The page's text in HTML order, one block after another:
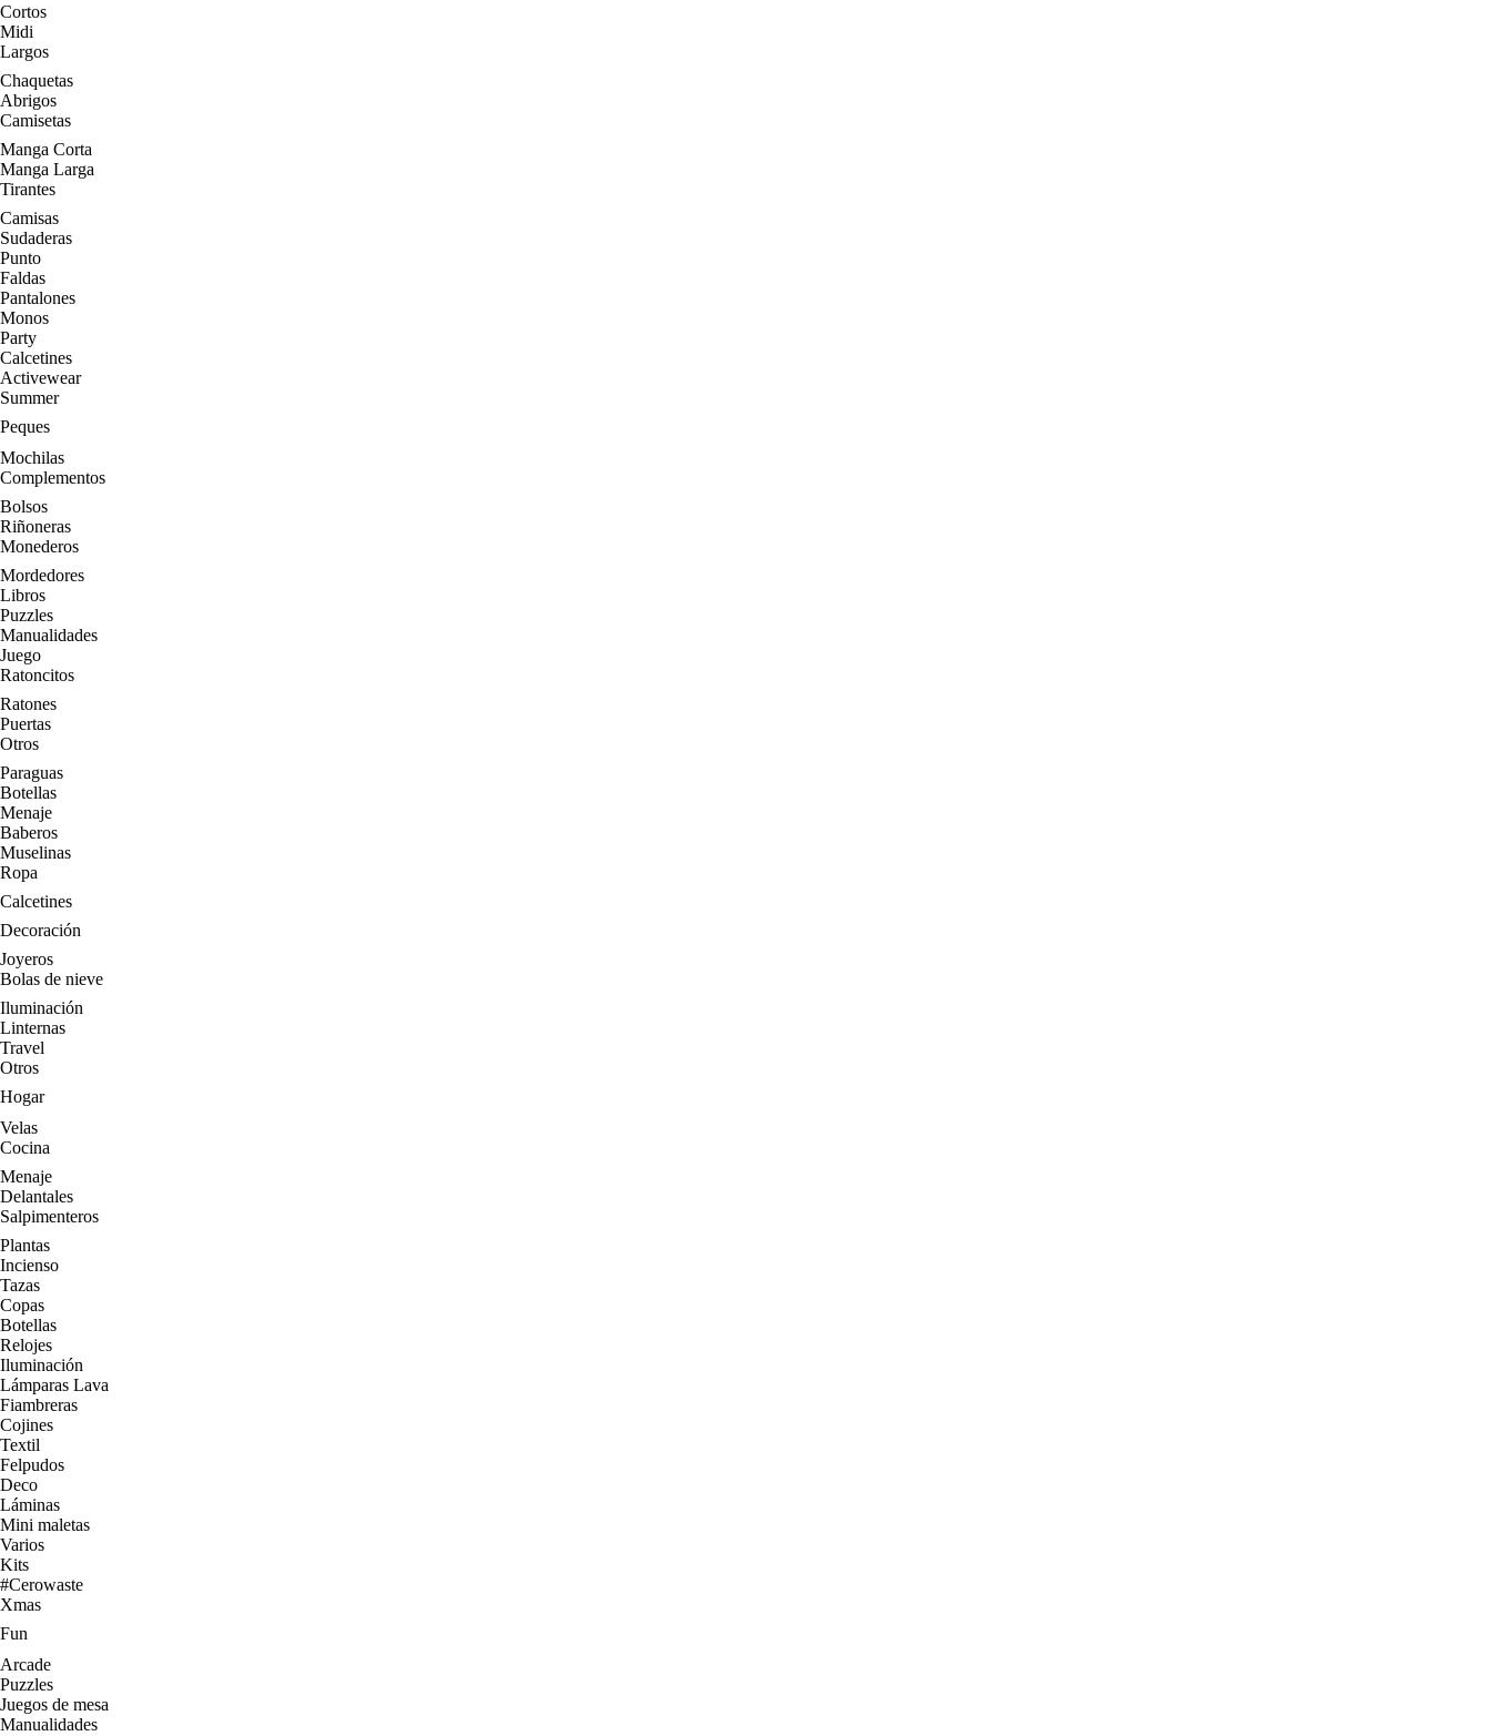
Cortos
Midi
Largos
Chaquetas
Abrigos
Camisetas
Manga Corta
Manga Larga
Tirantes
Camisas
Sudaderas
Punto
Faldas
Pantalones
Monos
Party
Calcetines
Activewear
Summer
Peques
Mochilas
Complementos
Bolsos
Riñoneras
Monederos
Mordedores
Libros
Puzzles
Manualidades
Juego
Ratoncitos
Ratones
Puertas
Otros
Paraguas
Botellas
Menaje
Baberos
Muselinas
Ropa
Calcetines
Decoración
Joyeros
Bolas de nieve
Iluminación
Linternas
Travel
Otros
Hogar
Velas
Cocina
Menaje
Delantales
Salpimenteros
Plantas
Incienso
Tazas
Copas
Botellas
Relojes
Iluminación
Lámparas Lava
Fiambreras
Cojines
Textil
Felpudos
Deco
Láminas
Mini maletas
Varios
Kits
#Cerowaste
Xmas
Fun
Arcade
Puzzles
Juegos de mesa
Manualidades